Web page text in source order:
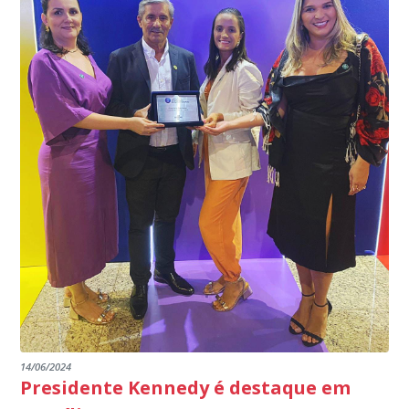
programa.
INSTITUIÇÕES
14/06/2024
Presidente Kennedy é destaque em